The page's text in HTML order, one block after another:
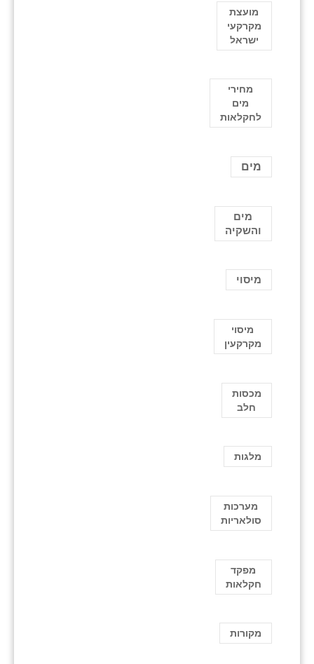
מועצת
מקרקעי
ישראל
מחירי
מים
לחקלאות
מים
מים
והשקיה
מיסוי
מיסוי
מקרקעין
מכסות
חלב
מלגות
מערכות
סולאריות
מפקד
חקלאות
מקורות